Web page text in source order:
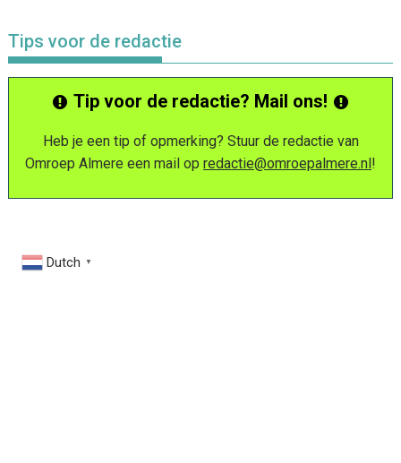
Tips voor de redactie
Tip voor de redactie? Mail ons!
Heb je een tip of opmerking? Stuur de redactie van
Omroep Almere een mail op redactie@omroepalmere.nl!
Dutch ▼